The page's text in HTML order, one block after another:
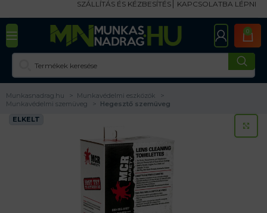
SZÁLLÍTÁS ÉS KÉZBESÍTÉS KAPCSOLATBA LÉPNI
0
Munkasnadrag.hu
Munkavédelmi eszközök
Munkavédelmi szemüveg
Hegesztő szemüveg
ELKELT